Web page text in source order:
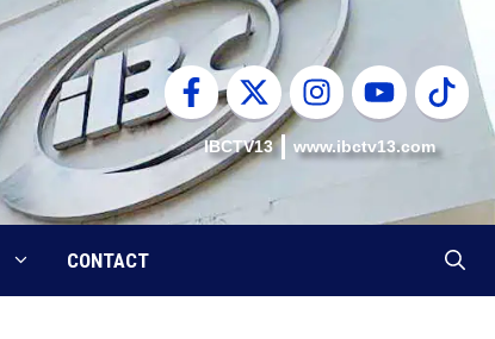
IBCTV13 www.ibctv13.com
CONTACT